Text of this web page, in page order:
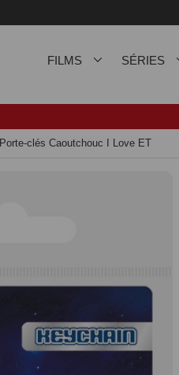
FILMS SÉRIES
Porte-clés Caoutchouc I Love ET